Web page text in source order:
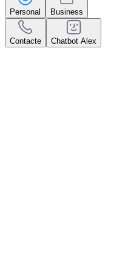
Personal Business
Contacte Chatbot Alex